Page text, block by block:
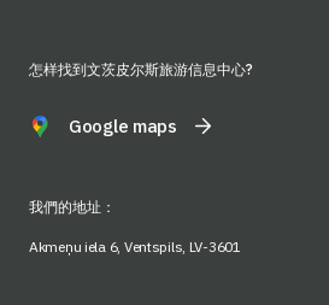
怎样找到文茨皮尔斯旅游信息中心?
Google maps
我們的地址：
Akmeņu iela 6, Ventspils, LV-3601